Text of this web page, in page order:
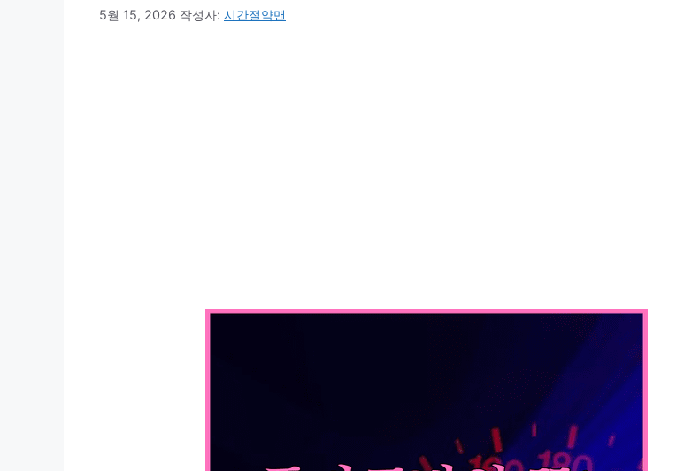
5월 15, 2026 작성자: 시간절약맨